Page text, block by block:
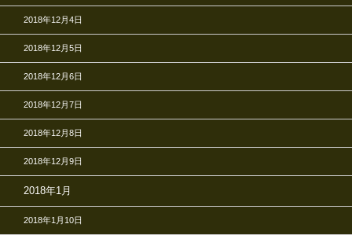
2018年12月4日
2018年12月5日
2018年12月6日
2018年12月7日
2018年12月8日
2018年12月9日
2018年1月
2018年1月10日